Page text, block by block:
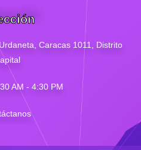
Caracas 1011, Distrito
AM - 4:30 PM